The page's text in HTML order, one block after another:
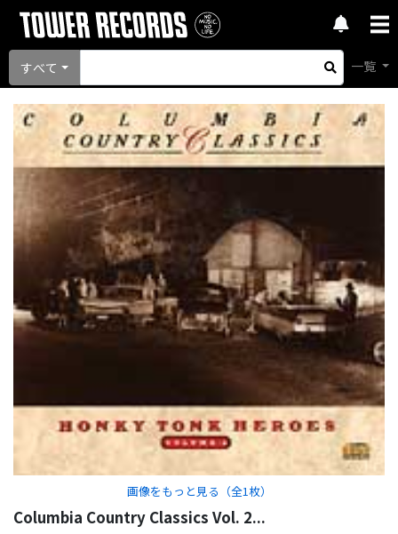
すべて 一覧
画像をもっと見る（全1 枚）
Columbia Country Classics Vol. 2...